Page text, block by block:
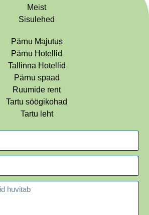
Meist
Sisulehed
Pärnu Majutus
Pärnu Hotellid
Tallinna Hotellid
Pärnu spaad
Ruumide rent
Tartu söögikohad
Tartu leht